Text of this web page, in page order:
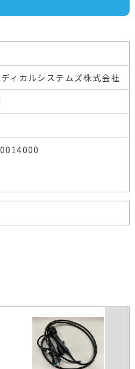
ィカルシステムズ株式会社